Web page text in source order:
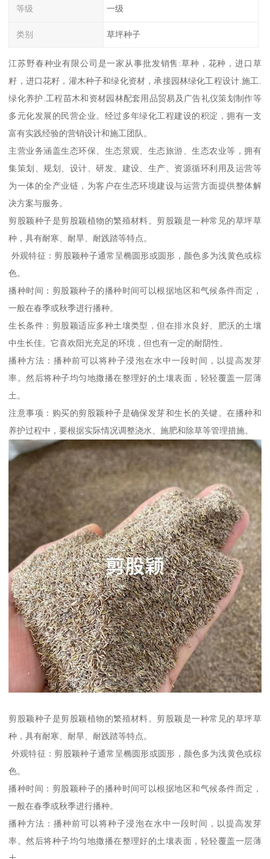
等级 一级
类别 草坪种子
江苏野春种业有限公司是一家从事批发销售:草种，花种，进口草
籽，进口花籽，灌木种子和绿化资材，承接园林绿化工程设计.施工.
绿化养护.工程苗木和资材园林配套用品贸易及广告礼仪策划制作等
多元化发展的民营企业。经过多年绿化工程建设的积淀，拥有一支
富有实践经验的营销设计和施工团队。
主营业务涵盖生态环保、生态景观、生态旅游、生态农业等，拥有
集策划、规划、设计、研发、建设、生产、资源循环利用及运营等
为一体的全产业链，为客户在生态环境建设与运营方面提供整体解
决方案与服务。
剪股颖种子是剪股颖植物的繁殖材料。剪股颖是一种常见的草坪草
种，具有耐寒、耐旱、耐践踏等特点。
外观特征：剪股颖种子通常呈椭圆形或圆形，颜色多为浅黄色或棕
色。
播种时间：剪股颖种子的播种时间可以根据地区和气候条件而定，
一般在春季或秋季进行播种。
生长条件：剪股颖适应多种土壤类型，但在排水良好、肥沃的土壤
中生长佳。它喜欢阳光充足的环境，但也有一定的耐阴性。
播种方法：播种前可以将种子浸泡在水中一段时间，以提高发芽
率。然后将种子均匀地撒播在整理好的土壤表面，轻轻覆盖一层薄
土。
注意事项：购买的剪股颖种子是确保发芽和生长的关键。在播种和
养护过程中，要根据实际情况调整浇水、施肥和除草等管理措施。
剪股颖种子是剪股颖植物的繁殖材料。剪股颖是一种常见的草坪草
种，具有耐寒、耐旱、耐践踏等特点。
外观特征：剪股颖种子通常呈椭圆形或圆形，颜色多为浅黄色或棕
色。
播种时间：剪股颖种子的播种时间可以根据地区和气候条件而定，
一般在春季或秋季进行播种。
播种方法：播种前可以将种子浸泡在水中一段时间，以提高发芽
率。然后将种子均匀地撒播在整理好的土壤表面，轻轻覆盖一层薄